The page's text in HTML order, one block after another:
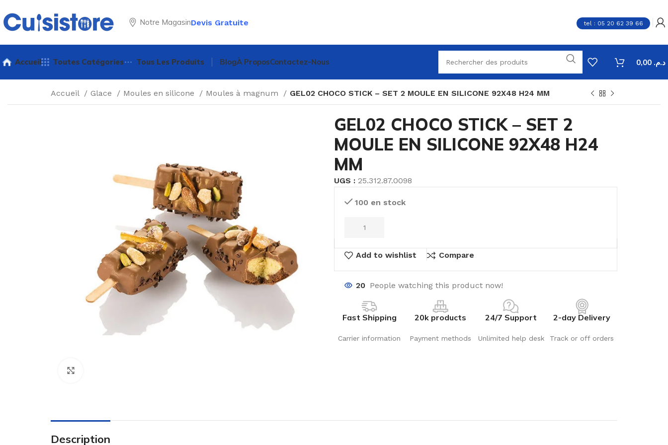
Notre MagasinDevis Gratuite tel : 05 20 62 39 66
Accueil Toutes Catégories Tous Les Produits BlogÀ ProposContactez-Nous د.م.
Accueil Glace Moules en silicone Moules à magnum GEL02 CHOCO STICK – SET 2 MOULE EN SILICONE 92X48 H24 MM
GEL02 CHOCO STICK – SET 2
MOULE EN SILICONE 92X48 H24
MM
UGS : 25.312.87.0098
100 en stock
Add to wishlist Compare
20 People watching this product now!
Fast Shipping
Carrier information
20k products
Payment methods
24/7 Support
Unlimited help desk
2-day Delivery
Track or off orders
Description